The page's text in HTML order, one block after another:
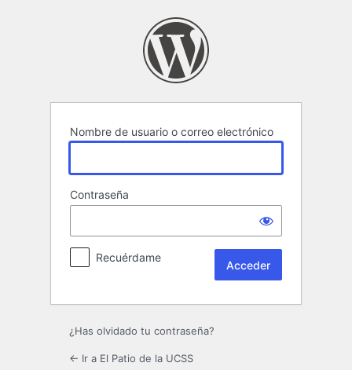
Nombre de usuario o correo electrónico
Contraseña
Recuérdame
¿Has olvidado tu contraseña?
← Ir a El Patio de la UCSS